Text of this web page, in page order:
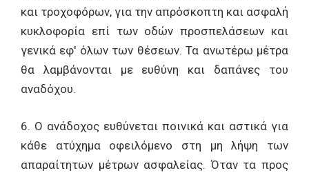
και τροχοφόρων, για την απρόσκοπτη και ασφαλή
κυκλοφορία επί των οδών προσπελάσεων και
γενικά εφ' όλων των θέσεων. Τα ανωτέρω μέτρα
θα λαμβάνονται με ευθύνη και δαπάνες του
αναδόχου.
6. Ο ανάδοχος ευθύνεται ποινικά και αστικά για
κάθε ατύχημα οφειλόμενο στη μη λήψη των
απαραίτητων μέτρων ασφαλείας. Όταν τα προς